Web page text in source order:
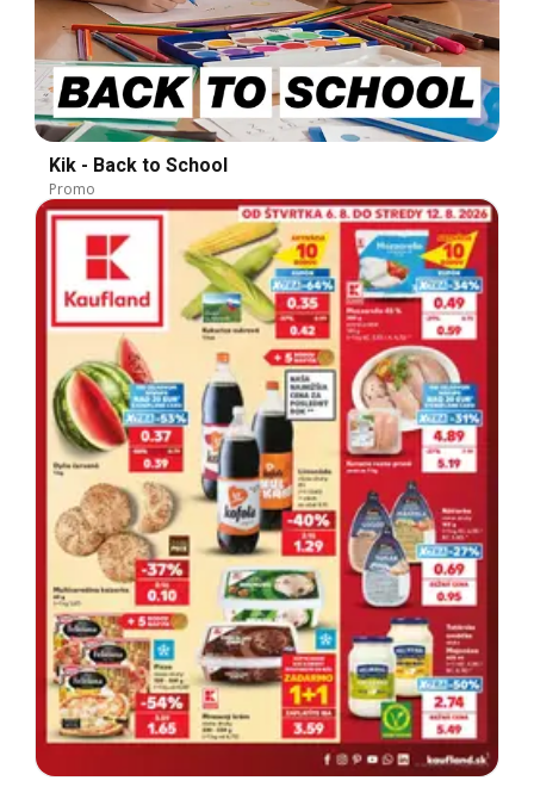
Kik - Back to School
Promo